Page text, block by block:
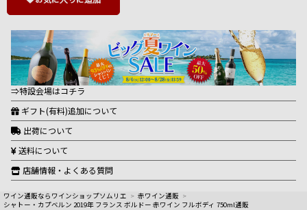
⇒特設会場はコチラ
ギフト(有料)追加について
出荷について
送料について
店舗情報・よくある質問
ワイン通販ならワインショップソムリエ > 赤ワイン通販 >
シャトー・カプベルン 2019年 フランス ボルドー 赤ワイン フルボディ 750ml通販